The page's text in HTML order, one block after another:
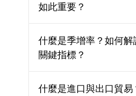
如此重要？
什麼是季增率？如何解
關鍵指標？
什麼是進口與出口貿易